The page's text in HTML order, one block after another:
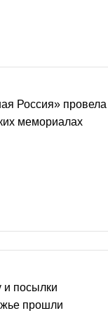
Россия» провела
мемориалах
и посылки
прошли